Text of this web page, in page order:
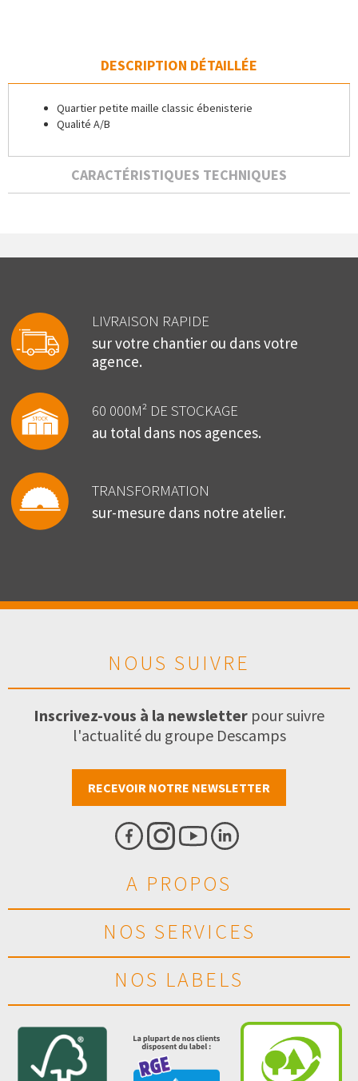
DESCRIPTION DÉTAILLÉE
Quartier petite maille classic ébenisterie
Qualité A/B
CARACTÉRISTIQUES TECHNIQUES
LIVRAISON RAPIDE
sur votre chantier ou dans votre
agence.
60 000M² DE STOCKAGE
au total dans nos agences.
TRANSFORMATION
sur-mesure dans notre atelier.
NOUS SUIVRE
Inscrivez-vous à la newsletter pour suivre
l'actualité du groupe Descamps
RECEVOIR NOTRE NEWSLETTER
A PROPOS
NOS SERVICES
NOS LABELS